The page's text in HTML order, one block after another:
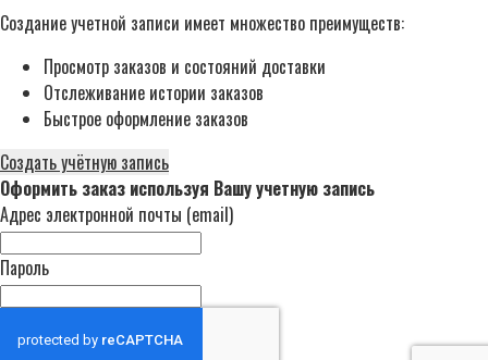
Создание учетной записи имеет множество преимуществ:
Просмотр заказов и состояний доставки
Отслеживание истории заказов
Быстрое оформление заказов
Создать учётную запись
Оформить заказ используя Вашу учетную запись
Адрес электронной почты (email)
Пароль